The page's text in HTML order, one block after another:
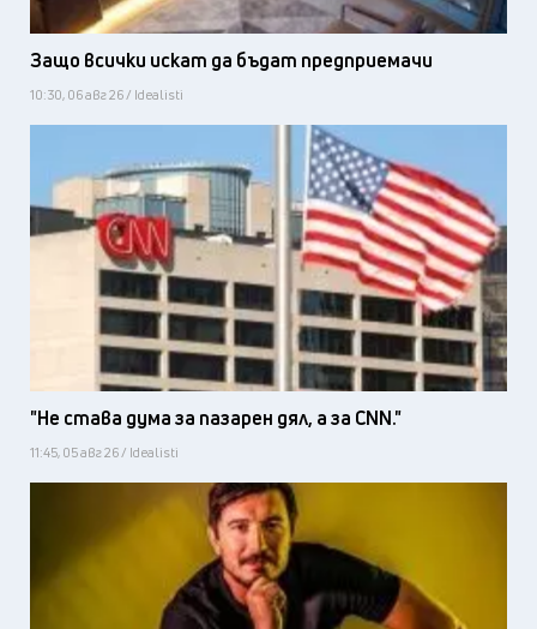
Защо всички искат да бъдат предприемачи
10:30, 06 авг 26 / Idealisti
"Не става дума за пазарен дял, а за CNN."
11:45, 05 авг 26 / Idealisti